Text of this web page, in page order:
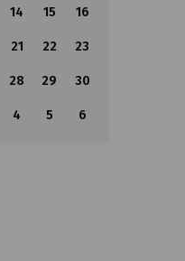
14 15 16
21 22 23
28 29 30
4 5 6